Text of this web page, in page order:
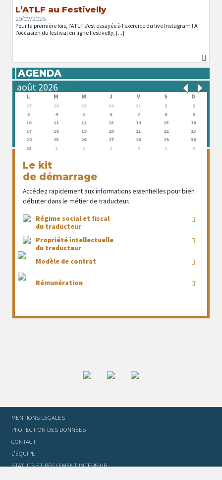
L’ATLF au Festivelly
29/07/2026
Pour la première fois, l’ATLF s’est essayée à l’exercice du live Instagram ! A
l’occasion du festival en ligne Festivelly, [...]
AGENDA
L M M J V S D
27 28 29 30 31 1
2
3
4 5 6 7 8
9
10
11 12 13 14 15
16
17
18 19 20 21 22
23
24
25 26 27 28 29
30
31
1 2 3 4 5 6
Le kit
de démarrage
Accédez rapidement aux informations essentielles pour bien
débuter dans le métier de traducteur.
Régime social et fiscal
du traducteur
Propriété intellectuelle
du traducteur
Modèle de contrat
Rémunération
MENTIONS LÉGALES
PROTECTION DES DONNÉES
CONTACT
L’ÉQUIPE
STATUTS ET RÈGLEMENT INTÉRIEUR